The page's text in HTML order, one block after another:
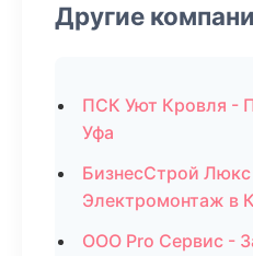
Другие
ПСК Уют Кровля -
Уфа
БизнесСтрой
Электромонтаж в
ООО Pro Сервис -